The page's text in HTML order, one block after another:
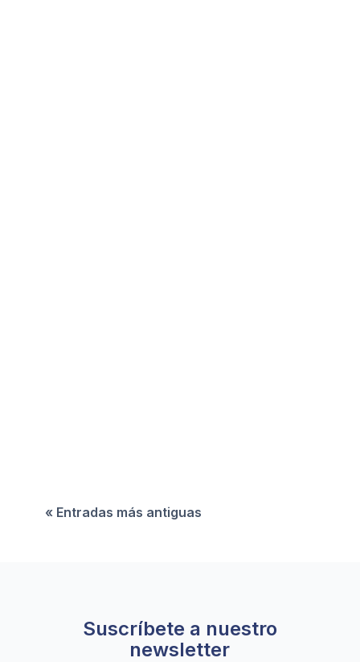
« Entradas más antiguas
Suscríbete a nuestro
newsletter